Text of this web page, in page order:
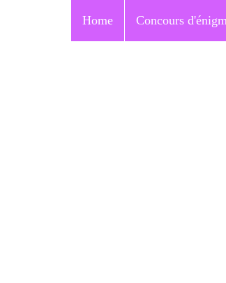
Home Concours